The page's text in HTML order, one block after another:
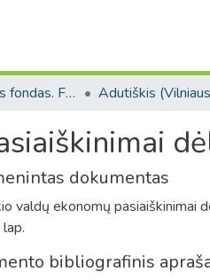
Vilniaus kapitulos fondas. F43
dokumentas
valdų ekonomų pasiaiškinimai
bibliografinis